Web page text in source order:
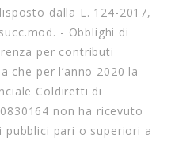
dalla L. 124-2017,
- Obblighi di
per contributi
che per l’anno 2020 la
Coldiretti di
non ha ricevuto
pubblici pari o superiori a